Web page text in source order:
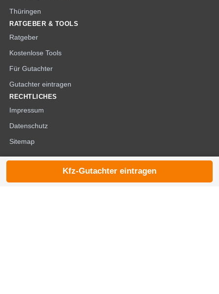
Thüringen
RATGEBER & TOOLS
Ratgeber
Kostenlose Tools
Für Gutachter
Gutachter eintragen
RECHTLICHES
Impressum
Datenschutz
Sitemap
© 2026 die-kfzgutachter.de
Kfz-Gutachter eintragen